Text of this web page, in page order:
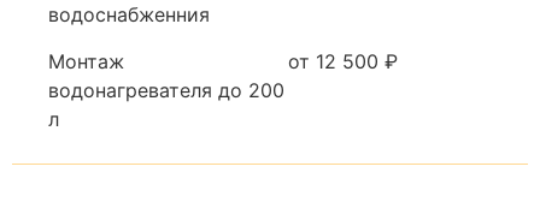
водоснабженния
Монтаж
водонагревателя до 200
л
от 12 500 ₽